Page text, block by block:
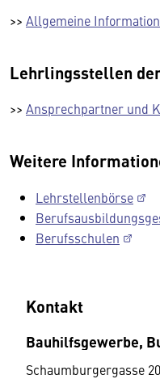
>> Allgemeine
Lehrlingsstellen
>> Ansprechpartner und
Weitere
Lehrstellenbörse
Berufsschulen
Kontakt
Bauhilfsgewerbe,
Schaumburgergasse